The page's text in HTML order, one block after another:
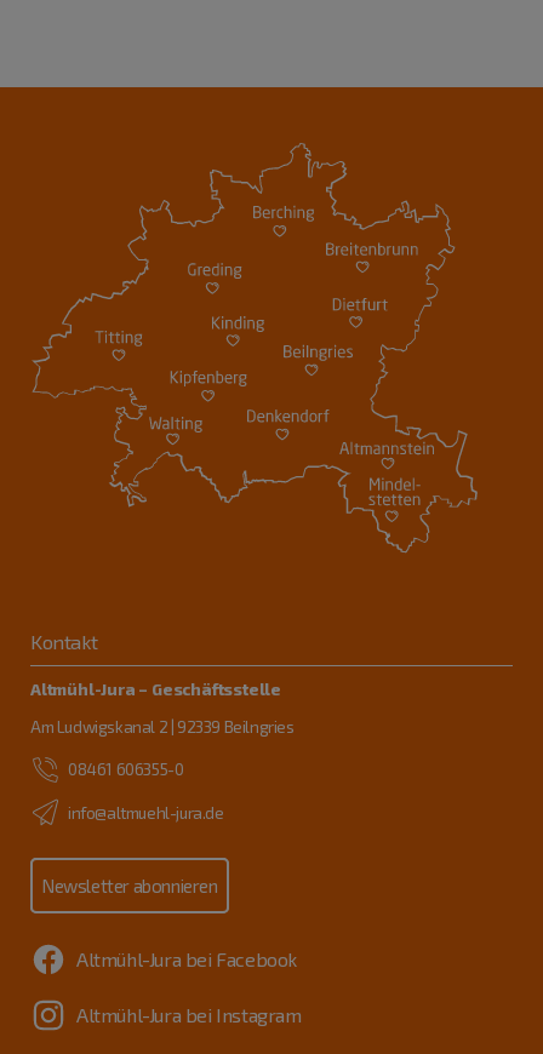
Kontakt
Altmühl-Jura – Geschäftsstelle
Am Ludwigskanal 2 | 92339 Beilngries
08461 606355-0
info@altmuehl-jura.de
Newsletter abonnieren
Altmühl-Jura bei Facebook
Altmühl-Jura bei Instagram